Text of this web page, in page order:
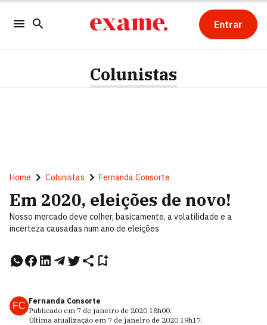
Entrar
Colunistas
Home Colunistas Fernanda Consorte
Em 2020, eleições de novo!
Nosso mercado deve colher, basicamente, a volatilidade e a
incerteza causadas num ano de eleições
FC Fernanda Consorte
Publicado em 7 de janeiro de 2020 18h00.
Última atualização em 7 de janeiro de 2020 19h17.